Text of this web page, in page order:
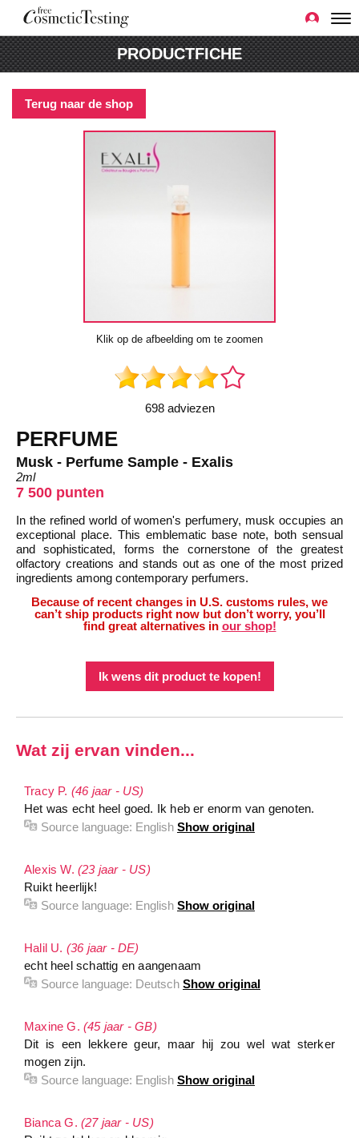
PRODUCTFICHE
Terug naar de shop
Klik op de afbeelding om te zoomen
698 adviezen
PERFUME
Musk - Perfume Sample - Exalis
2ml
7 500 punten
In the refined world of women's perfumery, musk occupies an
exceptional place. This emblematic base note, both sensual
and sophisticated, forms the cornerstone of the greatest
olfactory creations and stands out as one of the most prized
ingredients among contemporary perfumers.
Because of recent changes in U.S. customs rules, we
can’t ship products right now but don’t worry, you’ll
find great alternatives in our shop!
Ik wens dit product te kopen!
Wat zij ervan vinden...
Tracy P. (46 jaar - US)
Het was echt heel goed. Ik heb er enorm van genoten.
Source language: English Show original
Alexis W. (23 jaar - US)
Ruikt heerlijk!
Source language: English Show original
Halil U. (36 jaar - DE)
echt heel schattig en aangenaam
Source language: Deutsch Show original
Maxine G. (45 jaar - GB)
Dit is een lekkere geur, maar hij zou wel wat sterker
mogen zijn.
Source language: English Show original
Bianca G. (27 jaar - US)